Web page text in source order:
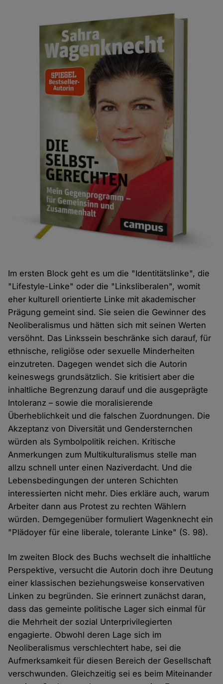
Im ersten Block geht es um die "Identitätslinke", die
"Lifestyle-Linke" oder die "Linksliberalen", womit
eher kulturell orientierte Linke mit akademischer
Prägung gemeint sind. Sie seien die Gewinner des
Neoliberalismus und hätten sich mit seinen Werten
versöhnt. Das Linkssein beschränke sich darauf, für
ethnische, religiöse oder sexuelle Minderheiten
einzutreten. Dagegen wendet sich die Autorin
keineswegs grundsätzlich. Sie kritisiert aber die
inhaltliche Begrenzung darauf und die ausgeprägte
Intoleranz – sowie die moralisierende
Überheblichkeit und die falschen Zuordnungen. Die
Akzeptanz von Diversität und Gendersternchen
würden als Symbolpolitik reichen. Kritische
Anmerkungen zum Multikulturalismus stelle man
allzu schnell unter einen Naziverdacht. Und die
Lebensbedingungen der unteren Schichten
interessierten nicht mehr. Dies erkläre auch, warum
Arbeiter dann aus Protest zu rechten Wählern
würden. Demgegenüber formuliert Wagenknecht ein
"Plädoyer für eine liberale, tolerante Linke" (S. 98).
Im zweiten Block des Buchs wechselt die inhaltliche
Perspektive, versucht die Autorin doch ihre Deutung
einer klassischen beziehungsweise konservativen
Linken zu begründen. Sie erinnert zunächst daran,
dass das gemeinte politische Lager sich einmal für
die Mehrheit der sozial Unterprivilegierten
engagierte. Obwohl deren Lage sich im
Neoliberalismus verschlechtert habe, sei die
Aufmerksamkeit für diesen Bereich der Gesellschaft
verschwunden. Gleichzeitig sei es beim Miteinander